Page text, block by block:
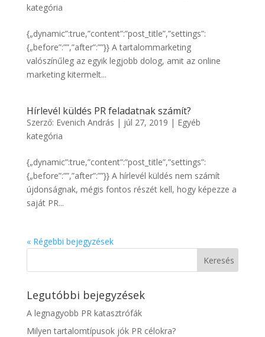
kategória
{„dynamic”:true,”content”:”post_title”,”settings”:
{„before”:””,”after”:””}} A tartalommarketing
valószínűleg az egyik legjobb dolog, amit az online
marketing kitermelt...
Hírlevél küldés PR feladatnak számít?
Szerző: Evenich András | júl 27, 2019 | Egyéb
kategória
{„dynamic”:true,”content”:”post_title”,”settings”:
{„before”:””,”after”:””}} A hírlevél küldés nem számít
újdonságnak, mégis fontos részét kell, hogy képezze a
saját PR...
« Régebbi bejegyzések
Legutóbbi bejegyzések
A legnagyobb PR katasztrófák
Milyen tartalomtípusok jók PR célokra?